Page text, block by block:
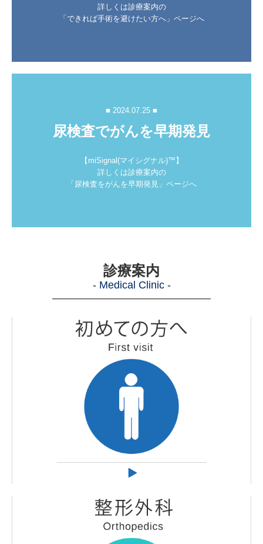
詳しくは診療案内の
「できれば手術を避けたい方へ」ページへ
■ 2024.07.25 ■
尿検査でがんを早期発見
【miSignal(マイシグナル)™】
詳しくは診療案内の
「尿検査をがんを早期発見」ページへ
診療案内
- Medical Clinic -
―――――――――――――――